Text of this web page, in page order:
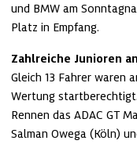
und BMW am
Platz in Empfang.
Zahlreiche Junioren
Gleich 13 Fahrer waren
Wertung
Rennen das ADAC GT
Salman Owega (Köln)